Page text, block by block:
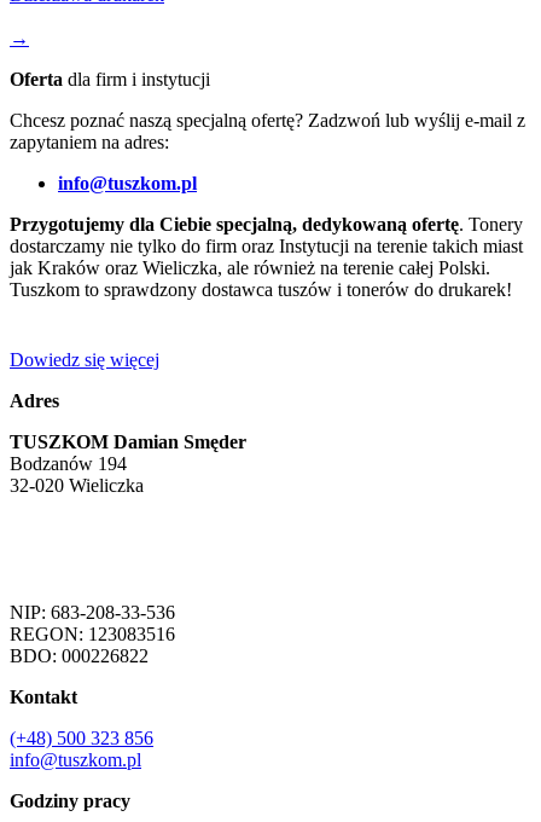
→
Oferta dla firm i instytucji
Chcesz poznać naszą specjalną ofertę? Zadzwoń lub wyślij e-mail z
zapytaniem na adres:
info@tuszkom.pl
Przygotujemy dla Ciebie specjalną, dedykowaną ofertę. Tonery
dostarczamy nie tylko do firm oraz Instytucji na terenie takich miast
jak Kraków oraz Wieliczka, ale również na terenie całej Polski.
Tuszkom to sprawdzony dostawca tuszów i tonerów do drukarek!
Dowiedz się więcej
Adres
TUSZKOM Damian Smęder
Bodzanów 194
32-020 Wieliczka
NIP: 683-208-33-536
REGON: 123083516
BDO: 000226822
Kontakt
(+48) 500 323 856
info@tuszkom.pl
Godziny pracy